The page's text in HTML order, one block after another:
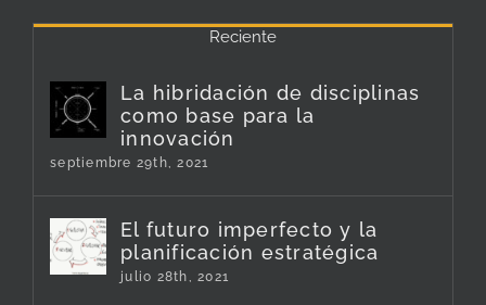
Reciente
La hibridación de disciplinas
como base para la
innovación
septiembre 29th, 2021
El futuro imperfecto y la
planificación estratégica
julio 28th, 2021